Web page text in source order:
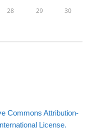
28 29 30
Commons Attribution-
License.